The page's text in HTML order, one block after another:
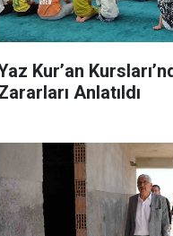
Kur’an
Anlatıldı